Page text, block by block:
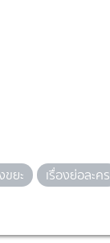
ยะ เรื่องย่อละคร